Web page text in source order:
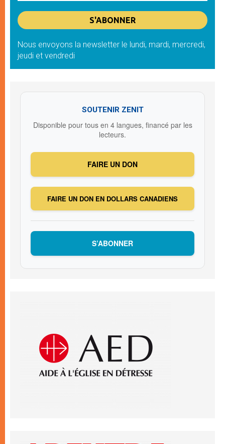
Nous envoyons la newsletter le lundi, mardi, mercredi,
jeudi et vendredi
SOUTENIR ZENIT
Disponible pour tous en 4 langues, financé par les
lecteurs.
FAIRE UN DON
FAIRE UN DON EN DOLLARS CANADIENS
S’ABONNER